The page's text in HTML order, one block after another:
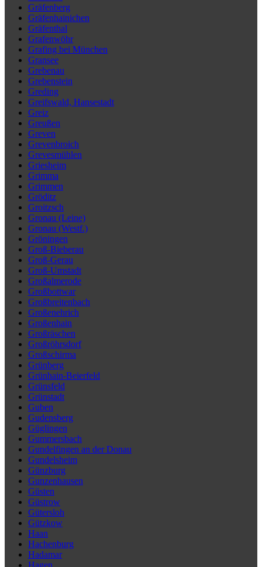
Gräfenberg
Gräfenhainichen
Gräfenthal
Grafenwöhr
Grafing bei München
Gransee
Grebenau
Grebenstein
Greding
Greifswald, Hansestadt
Greiz
Greußen
Greven
Grevenbroich
Grevesmühlen
Griesheim
Grimma
Grimmen
Gröditz
Groitzsch
Gronau (Leine)
Gronau (Westf.)
Gröningen
Groß-Bieberau
Groß-Gerau
Groß-Umstadt
Großalmerode
Großbottwar
Großbreitenbach
Großenehrich
Großenhain
Großräschen
Großröhrsdorf
Großschirma
Grünberg
Grünhain-Beierfeld
Grünsfeld
Grünstadt
Guben
Gudensberg
Güglingen
Gummersbach
Gundelfingen an der Donau
Gundelsheim
Günzburg
Gunzenhausen
Güsten
Güstrow
Gütersloh
Gützkow
Haan
Hachenburg
Hadamar